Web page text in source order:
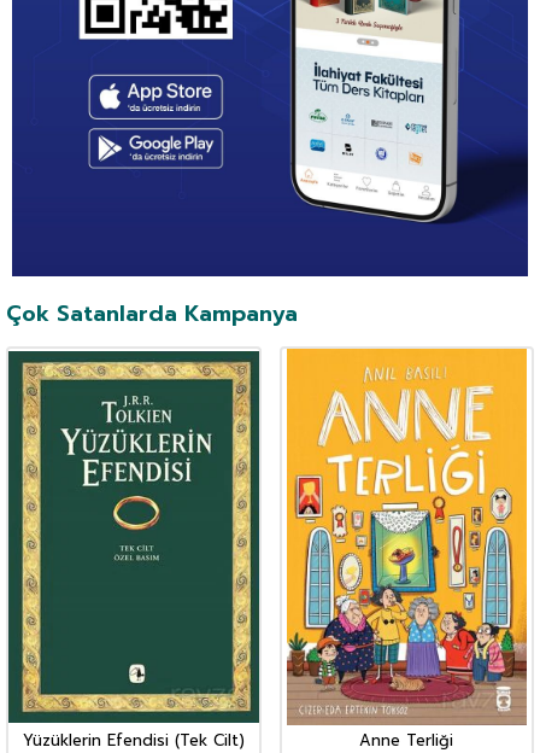
Çok Satanlarda Kampanya
Yüzüklerin Efendisi (Tek Cilt)
Anne Terliği